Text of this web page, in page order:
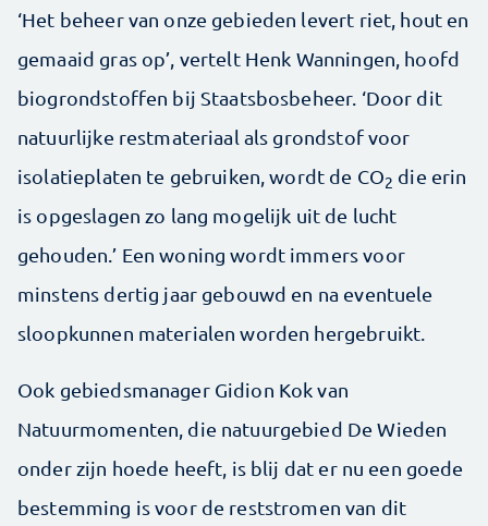
‘Het beheer van onze gebieden levert riet, hout en
gemaaid gras op’, vertelt Henk Wanningen, hoofd
biogrondstoffen bij Staatsbosbeheer. ‘Door dit
natuurlijke restmateriaal als grondstof voor
isolatieplaten te gebruiken, wordt de CO2 die erin
is opgeslagen zo lang mogelijk uit de lucht
gehouden.’ Een woning wordt immers voor
minstens dertig jaar gebouwd en na eventuele
sloopkunnen materialen worden hergebruikt.
Ook gebiedsmanager Gidion Kok van
Natuurmomenten, die natuurgebied De Wieden
onder zijn hoede heeft, is blij dat er nu een goede
bestemming is voor de reststromen van dit